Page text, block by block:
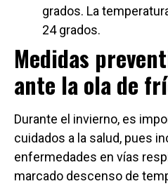
grados. La
24 grados.
Medidas
ante la ola de
Durante el invierno, es
cuidados a la salud, pues
enfermedades en vías
marcado descenso de